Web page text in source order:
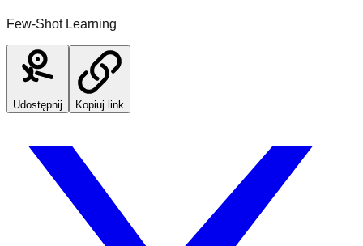
Few-Shot Learning
Udostępnij Kopiuj link